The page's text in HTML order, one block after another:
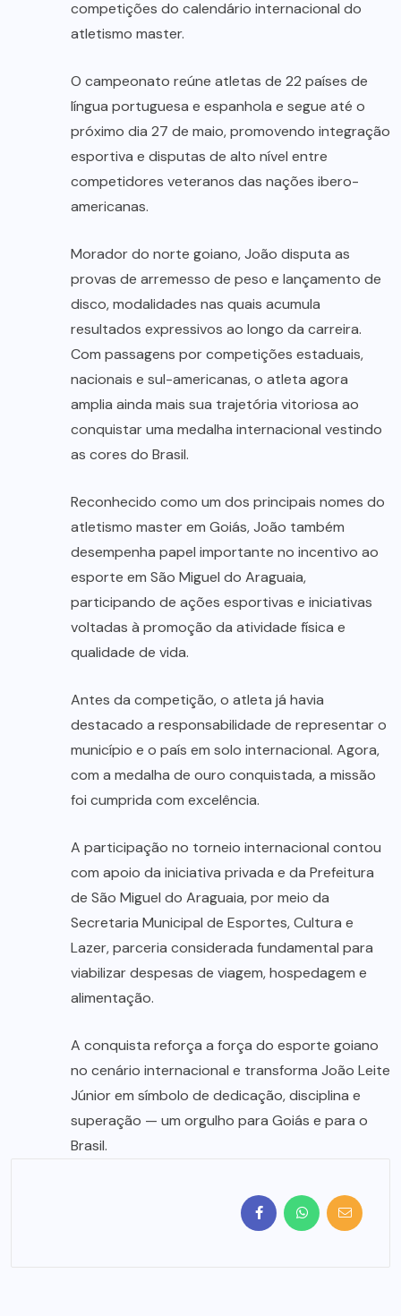
competições do calendário internacional do
atletismo master.
O campeonato reúne atletas de 22 países de
língua portuguesa e espanhola e segue até o
próximo dia 27 de maio, promovendo integração
esportiva e disputas de alto nível entre
competidores veteranos das nações ibero-
americanas.
Morador do norte goiano, João disputa as
provas de arremesso de peso e lançamento de
disco, modalidades nas quais acumula
resultados expressivos ao longo da carreira.
Com passagens por competições estaduais,
nacionais e sul-americanas, o atleta agora
amplia ainda mais sua trajetória vitoriosa ao
conquistar uma medalha internacional vestindo
as cores do Brasil.
Reconhecido como um dos principais nomes do
atletismo master em Goiás, João também
desempenha papel importante no incentivo ao
esporte em São Miguel do Araguaia,
participando de ações esportivas e iniciativas
voltadas à promoção da atividade física e
qualidade de vida.
Antes da competição, o atleta já havia
destacado a responsabilidade de representar o
município e o país em solo internacional. Agora,
com a medalha de ouro conquistada, a missão
foi cumprida com excelência.
A participação no torneio internacional contou
com apoio da iniciativa privada e da Prefeitura
de São Miguel do Araguaia, por meio da
Secretaria Municipal de Esportes, Cultura e
Lazer, parceria considerada fundamental para
viabilizar despesas de viagem, hospedagem e
alimentação.
A conquista reforça a força do esporte goiano
no cenário internacional e transforma João Leite
Júnior em símbolo de dedicação, disciplina e
superação — um orgulho para Goiás e para o
Brasil.